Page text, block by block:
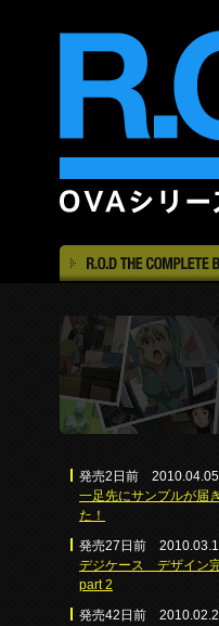
発売2日前 2010.04.05
一足先にサンプルが届
た！
発売27日前
デジケース デザイン
part 2
発売42日前